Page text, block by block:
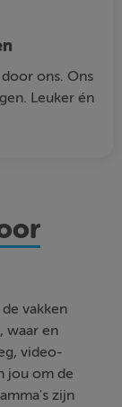
ons. Ons
Leuker én
vakken
waar en
video-
jou om de
zijn